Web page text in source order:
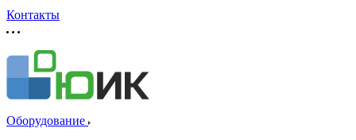
Контакты
Оборудование